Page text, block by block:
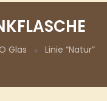
Glas
Linie “Natur”